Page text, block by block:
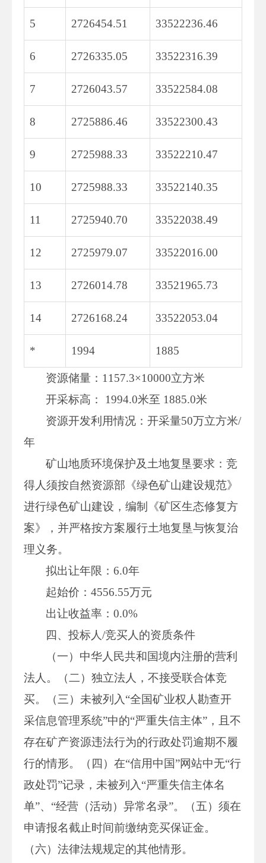
5 2726454.51 33522236.46
6 2726335.05 33522316.39
7 2726043.57 33522584.08
8 2725886.46 33522300.43
9 2725988.33 33522210.47
10 2725988.33 33522140.35
11 2725940.70 33522038.49
12 2725979.07 33522016.00
13 2726014.78 33521965.73
14 2726168.24 33522053.04
* 1994 1885
资源储量：1157.3×10000立方米
开采标高： 1994.0米至 1885.0米
资源开发利用情况：开采量50万立方米/
年
矿山地质环境保护及土地复垦要求：竞
得人须按自然资源部《绿色矿山建设规范》
进行绿色矿山建设，编制《矿区生态修复方
案》，并严格按方案履行土地复垦与恢复治
理义务。
拟出让年限：6.0年
起始价：4556.55万元
出让收益率：0.0%
四、投标人/竞买人的资质条件
（一）中华人民共和国境内注册的营利
法人。（二）独立法人，不接受联合体竞
买。（三）未被列入“全国矿业权人勘查开
采信息管理系统”中的“严重失信主体”，且不
存在矿产资源违法行为的行政处罚逾期不履
行的情形。（四）在“信用中国”网站中无“行
政处罚”记录，未被列入“严重失信主体名
单”、“经营（活动）异常名录”。（五）须在
申请报名截止时间前缴纳竞买保证金。
（六）法律法规规定的其他情形。